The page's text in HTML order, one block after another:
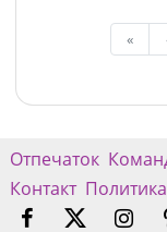
«
Отпечаток
Контакт